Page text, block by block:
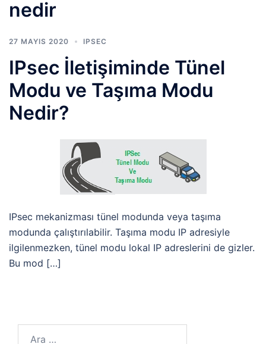
nedir
27 MAYIS 2020 IPSEC
IPsec İletişiminde Tünel
Modu ve Taşıma Modu
Nedir?
IPsec mekanizması tünel modunda veya taşıma
modunda çalıştırılabilir. Taşıma modu IP adresiyle
ilgilenmezken, tünel modu lokal IP adreslerini de gizler.
Bu mod […]